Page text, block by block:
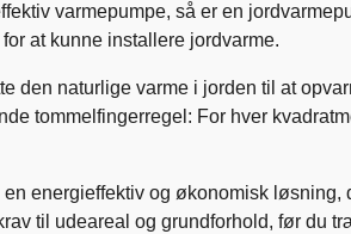
varmepumpe, så er en
at kunne installere jordvarme.
den naturlige varme i jorden til at
tommelfingerregel: For hver
energieffektiv og økonomisk
til udeareal og grundforhold, før du